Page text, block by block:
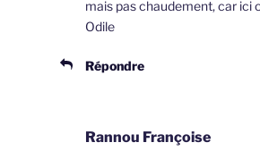
mais pas chaudement, car ici
Odile
Répondre
Rannou Françoise